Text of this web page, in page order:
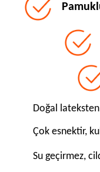
Doğal
Çok esnektir,
Su geçirmez,